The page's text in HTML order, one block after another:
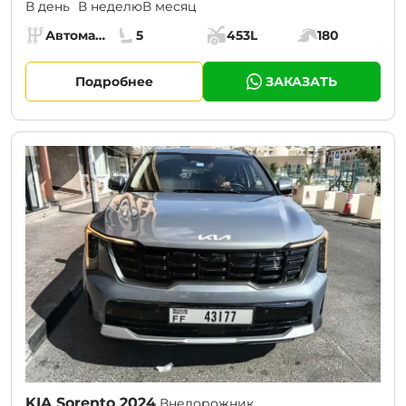
В день В неделюВ месяц
Specs:
Коробка передач:
Автомат (АКПП)
Места:
5
Объём багажника:
453L
Мощность
180
Подробнее ЗАКАЗАТЬ